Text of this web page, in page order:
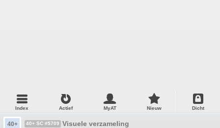
Index Actief MyAT Nieuw Dicht
40+ 40+ SC #5709 Visuele verzameling